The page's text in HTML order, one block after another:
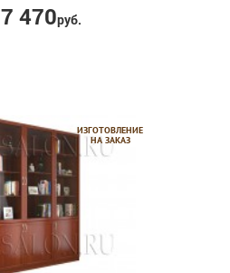
7 470руб.
ИЗГОТОВЛЕНИЕ
НА ЗАКАЗ